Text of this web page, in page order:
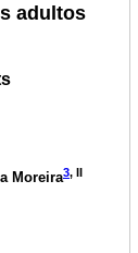
adultos
Moreira3, II